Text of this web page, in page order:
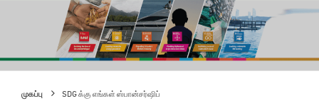
முகப்பு SDG க்கு எங்கள் ஸ்பான்சர்ஷிப்